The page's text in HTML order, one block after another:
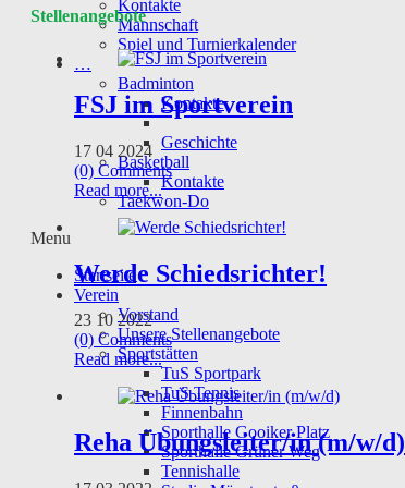
Kontakte
Mannschaft
Spiel und Turnierkalender
…
Badminton
Kontakte
Geschichte
Basketball
Kontakte
Taekwon-Do
Menu
Startseite
Verein
Vorstand
Unsere Stellenangebote
Sportstätten
TuS Sportpark
TuS Tennis
Finnenbahn
Sporthalle Gooiker Platz
Sporthalle Grüner Weg
Tennishalle
Stellenangebote
FSJ im Sportverein
17 04 2024
(0) Comments
Read more...
Werde Schiedsrichter!
23 10 2022
(0) Comments
Read more...
Reha Übungsleiter/in (m/w/d)